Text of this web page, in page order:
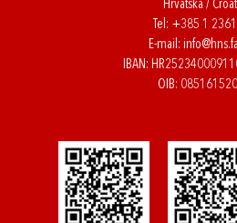
Hrvatska /
Tel: +385 1
E-mail:
IBAN:
OIB: